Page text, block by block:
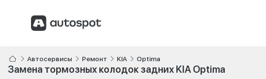
Автосервисы Ремонт KIA Optima
Замена тормозных колодок задних KIA Optima